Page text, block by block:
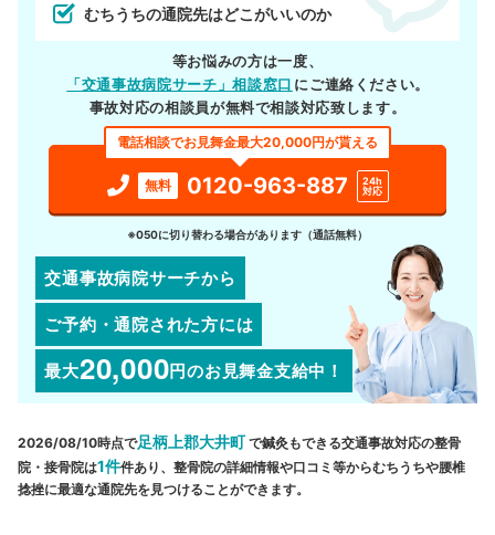
むちうちの通院先はどこがいいのか
等お悩みの方は一度、
「交通事故病院サーチ」相談窓口 にご連絡ください。
事故対応の相談員が無料で相談対応致します。
電話相談でお見舞金最大20,000円が貰える
無料 0120-963-887
24h
対応
※050に切り替わる場合があります（通話無料）
交通事故病院サーチから
ご予約・通院された方には
最大20,000円のお見舞金支給中！
2026/08/10時点で足柄上郡大井町で鍼灸もできる交通事故対応の整骨
院・接骨院は1件件あり、整骨院の詳細情報や口コミ等からむちうちや腰椎
捻挫に最適な通院先を見つけることができます。